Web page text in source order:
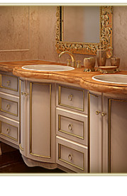
Resort Đà Nẵng
dịch vụ du lịch
trời và trong nhà,
ẩm thực food street…
Nẵng du khách còn
nước ngoài trời,
du lịch thu nhỏ – nơi
năng sinh lời vượt